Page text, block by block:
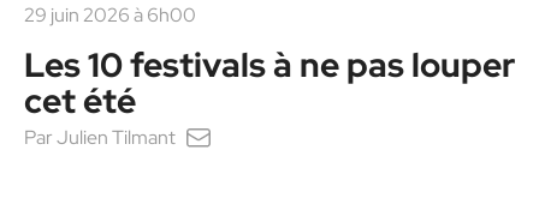
29 juin 2026 à 6h00
Les 10 festivals à ne pas louper
cet été
ParJulien Tilmant